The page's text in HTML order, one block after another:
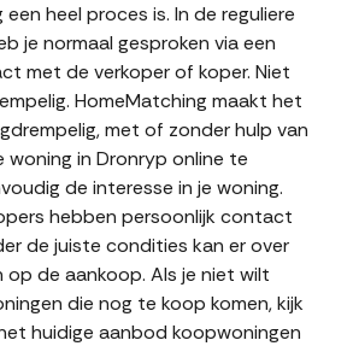
heel proces is. In de reguliere
je normaal gesproken via een
met de verkoper of koper. Niet
HomeMatching maakt het
met of zonder hulp van
woning in Dronryp online te
de interesse in je woning.
hebben persoonlijk contact
de juiste condities kan er over
op de aankoop. Als je niet wilt
die nog te koop komen, kijk
huidige aanbod koopwoningen